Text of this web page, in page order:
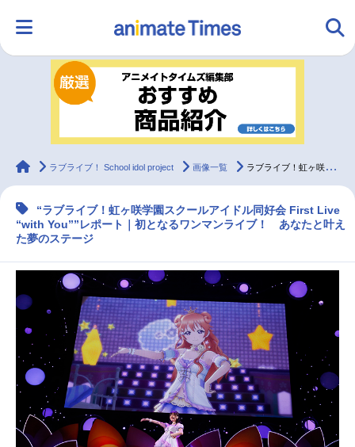
ランキング アニメ
ラジオ
マンガ・ラノベ ゲーム・アプリ 音楽 コスプレ
2.5次元 配信・Vtuber トレンド 無料マンガ
最新記事一覧
アニメ記事一覧 声優記事一覧
アニメ映画一覧 実写化映画一覧
今期アニメ曜日別一覧
animateTimes
ラブライブ！ School idol project 画像一覧 ラブライブ！虹ヶ咲学園スクールアイドル同好会1stライブレポート
“ラブライブ！虹ヶ咲学園スクールアイドル同好会 First Live
“with You””レポート｜初となるワンマンライブ！ あなたと叶え
た夢のステージ